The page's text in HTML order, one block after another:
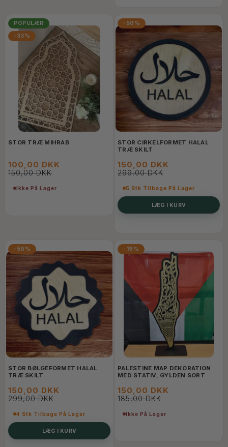
POPULÆR
-33%
STOR TRÆ MIHRAB
100,00 DKK
150,00 DKK
Ikke På Lager
-50%
STOR CIRKELFORMET HALAL
TRÆ SKILT
150,00 DKK
299,00 DKK
5 Stk Tilbage På Lager
LÆG I KURV
-50%
STOR BØLGEFORMET HALAL
TRÆ SKILT
150,00 DKK
299,00 DKK
4 Stk Tilbage På Lager
LÆG I KURV
-19%
PALESTINE MAP DEKORATION
MED STATIV, GYLDEN SORT
150,00 DKK
185,00 DKK
Ikke På Lager